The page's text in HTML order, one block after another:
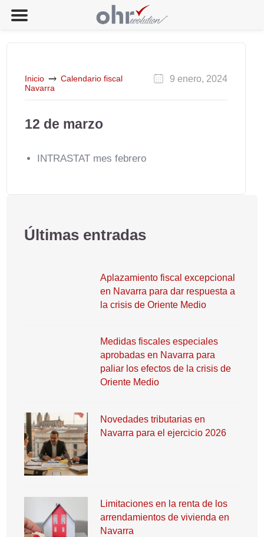
Inicio
Calendario fiscal
Navarra
9 enero, 2024
12 de marzo
INTRASTAT mes febrero
Últimas entradas
Aplazamiento fiscal excepcional
en Navarra para dar respuesta a
la crisis de Oriente Medio
Medidas fiscales especiales
aprobadas en Navarra para
paliar los efectos de la crisis de
Oriente Medio
Novedades tributarias en
Navarra para el ejercicio 2026
Limitaciones en la renta de los
arrendamientos de vivienda en
Navarra